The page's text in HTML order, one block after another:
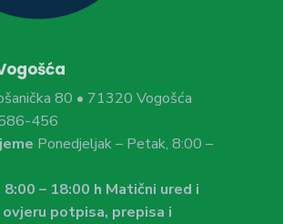
80 • 71320 Vogošća
456
Ponedjeljak – Petak, 8:00 –
– 18:00 h Matični ured i
potpisa, prepisa i